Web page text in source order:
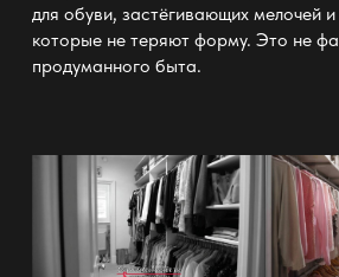
для обуви, застёгивающих мелочей
которые не теряют форму. Это не
продуманного быта.